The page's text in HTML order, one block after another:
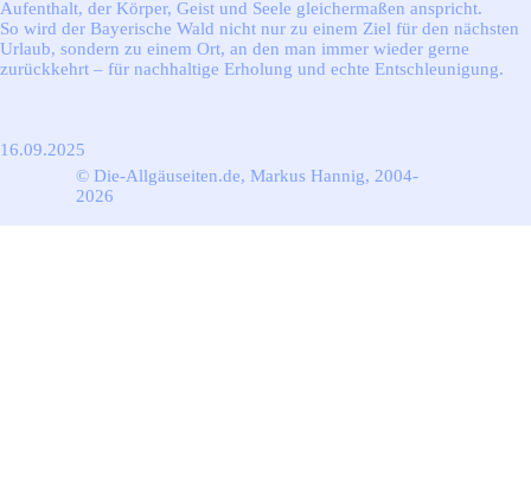
Aufenthalt, der Körper, Geist und Seele gleichermaßen anspricht.
So wird der Bayerische Wald nicht nur zu einem Ziel für den nächsten
Urlaub, sondern zu einem Ort, an den man immer wieder gerne
zurückkehrt – für nachhaltige Erholung und echte Entschleunigung.
16.09.2025
© Die-Allgäuseiten.de, Markus Hannig, 2004-
2026